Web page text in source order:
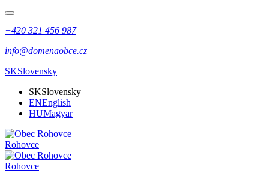
+420 321 456 987
info@domenaobce.cz
SKSlovensky
SKSlovensky
ENEnglish
HUMagyar
Rohovce
Rohovce